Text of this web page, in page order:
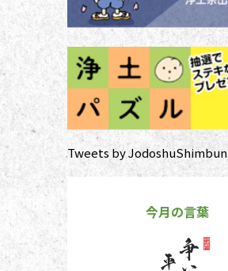
Tweets by JodoshuShimbun
今月の言葉